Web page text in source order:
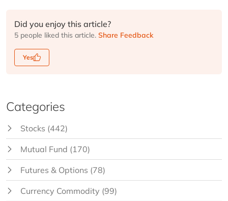
Did you enjoy this article?
5 people liked this article. Share Feedback
Yes
Categories
Stocks (442)
Mutual Fund (170)
Futures & Options (78)
Currency Commodity (99)